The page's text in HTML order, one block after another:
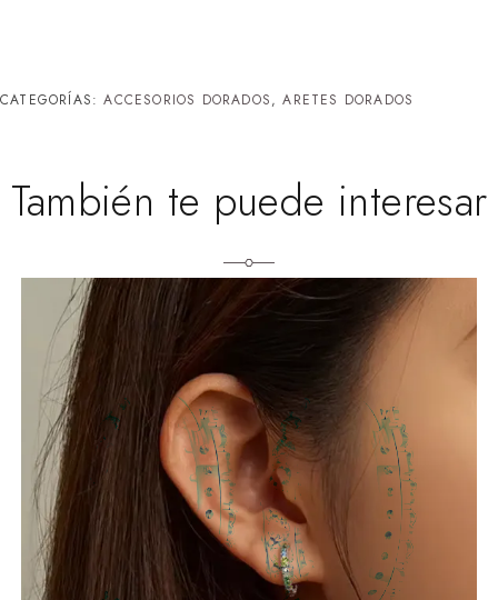
CATEGORÍAS:ACCESORIOS DORADOS,ARETES DORADOS
También te puede interesar